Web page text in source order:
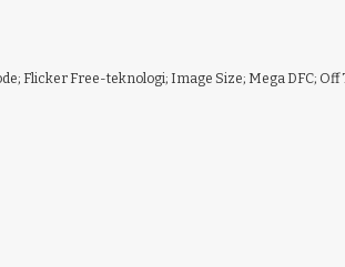
Flicker Free-teknologi; Image Size; Mega DFC;